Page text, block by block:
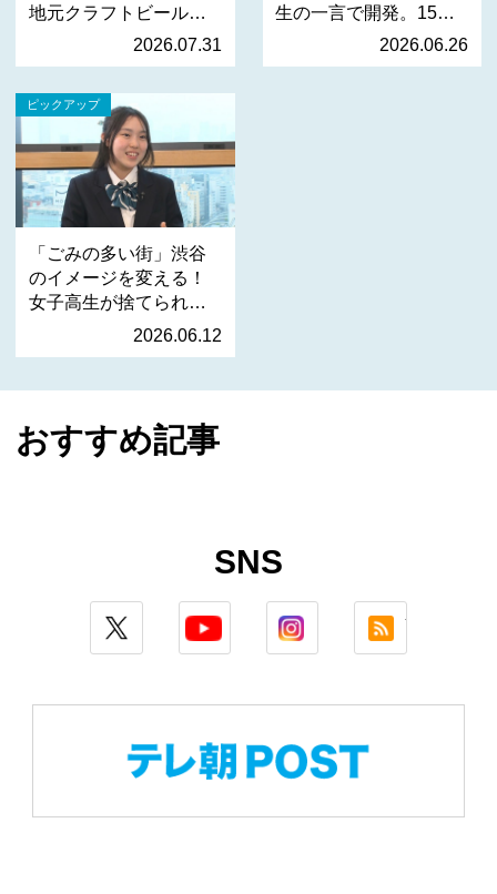
地元クラフトビールへ
2026.07.31
生の一言で開発。15分
2026.06.26
ピックアップ
「ごみの多い街」渋谷
のイメージを変える！
女子高生が捨てられる
2026.06.12
おすすめ記事
SNS
twitter youtube instagram